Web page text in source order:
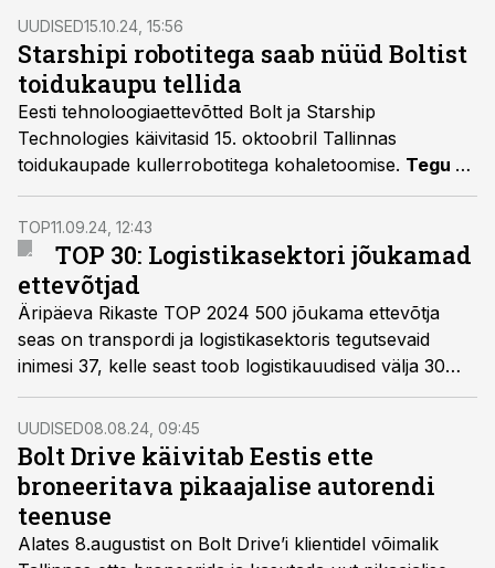
UUDISED15.10.24, 15:56
Starshipi robotitega saab nüüd Boltist
toidukaupu tellida
Eesti tehnoloogiaettevõtted Bolt ja Starship
Technologies käivitasid 15. oktoobril Tallinnas
toidukaupade kullerrobotitega kohaletoomise. Tegu on
olulise verstapostiga eelmisel aastal alustatud
koostöös, mis avab ukse Starshipi robotite
kasutamiseks Bolt Foodi tellimustes ka teistes
Euroopa linnades.
TOP11.09.24, 12:43
TOP 30: Logistikasektori jõukamad
ettevõtjad
Äripäeva Rikaste TOP 2024 500 jõukama ettevõtja
seas on transpordi ja logistikasektoris tegutsevaid
inimesi 37, kelle seast toob logistikauudised välja 30
esimest. Nagu arvata võis, platseerus esikohale
Skinest Grupi omanik Olev Ossinovski, kelle varade
maht kasvas aastaga suisa 159,3 miljoni euro võrra,
küündides nüüd 391,9 miljonile eurole.
UUDISED08.08.24, 09:45
Bolt Drive käivitab Eestis ette
broneeritava pikaajalise autorendi
teenuse
Alates 8.augustist on Bolt Drive’i klientidel võimalik